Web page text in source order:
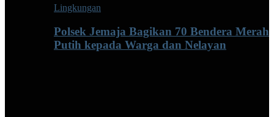
Lingkungan
Polsek Jemaja Bagikan 70 Bendera Merah
Putih kepada Warga dan Nelayan